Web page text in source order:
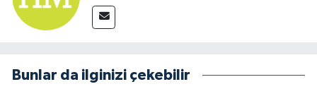
Bunlar da ilginizi çekebilir